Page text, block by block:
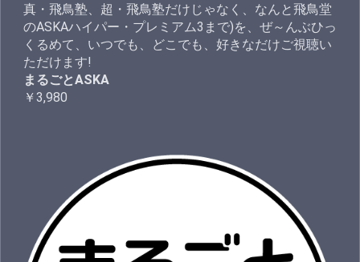
真・飛鳥塾、超・飛鳥塾だけじゃなく、なんと飛鳥堂
のASKAハイパー・プレミアム3まで)を、ぜ～んぶひっ
くるめて、いつでも、どこでも、好きなだけご視聴い
ただけます!
まるごとASKA
￥3,980